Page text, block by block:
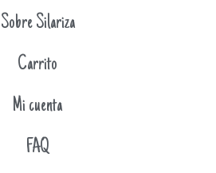
Sobre Silariza
Carrito
Mi cuenta
FAQ